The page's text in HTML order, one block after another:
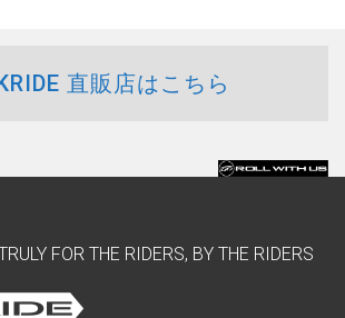
直販店はこちら
FOR THE RIDERS, BY THE RIDERS